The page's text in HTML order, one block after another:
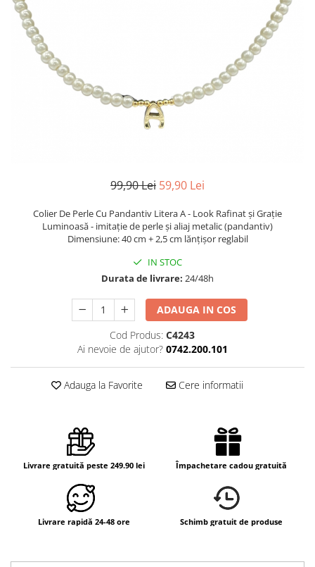
99,90 Lei 59,90 Lei
Colier De Perle Cu Pandantiv Litera A - Look Rafinat și Grație
Luminoasă - imitație de perle și aliaj metalic (pandantiv)
Dimensiune: 40 cm + 2,5 cm lănțișor reglabil
IN STOC
Durata de livrare: 24/48h
ADAUGA IN COS
Cod Produs: C4243
Ai nevoie de ajutor? 0742.200.101
Adauga la Favorite Cere informatii
Livrare gratuită peste 249.90 lei Împachetare cadou gratuită
Livrare rapidă 24-48 ore Schimb gratuit de produse